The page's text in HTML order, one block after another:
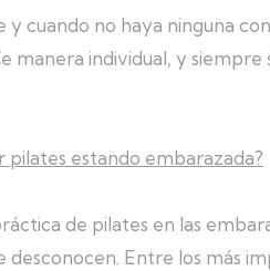
cuando no haya ninguna
manera individual, y siempre
estando embarazada?
de pilates en las
Entre los más